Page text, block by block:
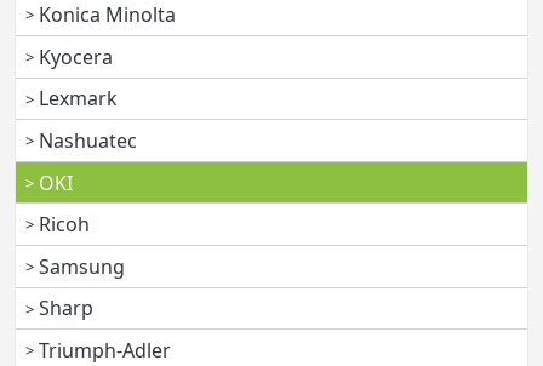
Konica Minolta
Kyocera
Lexmark
Nashuatec
OKI
Ricoh
Samsung
Sharp
Triumph-Adler